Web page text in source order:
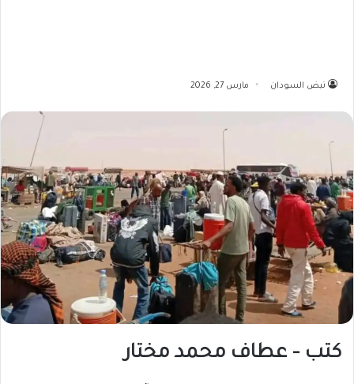
نبض السودان مارس 27, 2026
كتب – عطاف محمد مختار